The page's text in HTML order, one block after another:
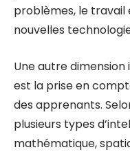
problèmes, le travail
nouvelles
Une autre
est la prise en
des apprenants.
plusieurs types
mathématique,